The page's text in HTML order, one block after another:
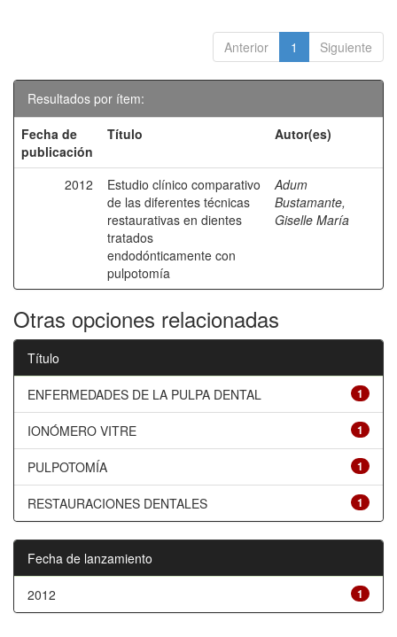
Anterior 1 Siguiente
Resultados por ítem:
Fecha de
publicación
Título Autor(es)
2012
Estudio clínico comparativo
de las diferentes técnicas
restaurativas en dientes
tratados
endodónticamente con
pulpotomía
Adum
Bustamante,
Giselle María
Otras opciones relacionadas
Título
1
ENFERMEDADES DE LA PULPA DENTAL
1
IONÓMERO VITRE
1
PULPOTOMÍA
1
RESTAURACIONES DENTALES
Fecha de lanzamiento
1
2012